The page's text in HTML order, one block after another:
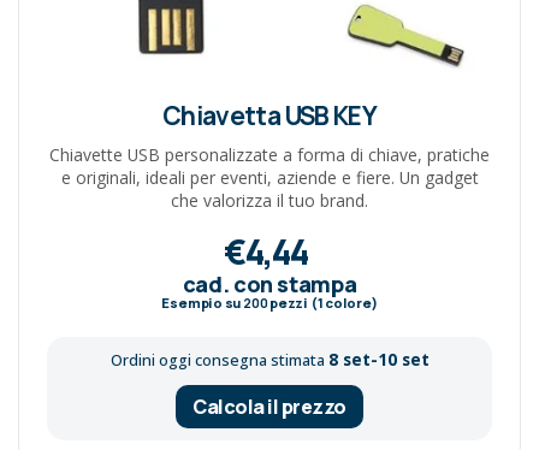
Chiavetta USB KEY
Chiavette USB personalizzate a forma di chiave, pratiche
e originali, ideali per eventi, aziende e fiere. Un gadget
che valorizza il tuo brand.
€4,44
cad. con stampa
Esempio su 200pezzi (1 colore)
Ordini oggi consegna stimata 8 set-10 set
Calcola il prezzo